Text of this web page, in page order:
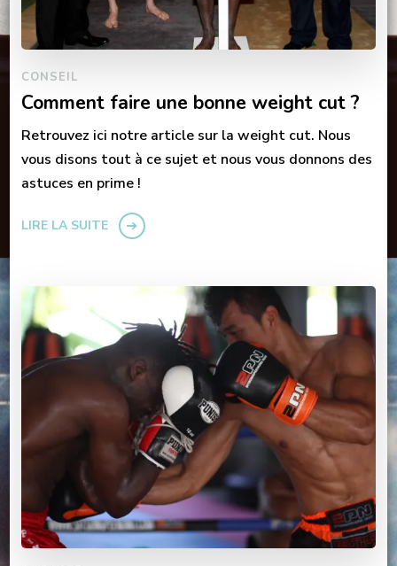
CONSEIL
Comment faire une bonne weight cut ?
Retrouvez ici notre article sur la weight cut. Nous
vous disons tout à ce sujet et nous vous donnons des
astuces en prime !
LIRE LA SUITE